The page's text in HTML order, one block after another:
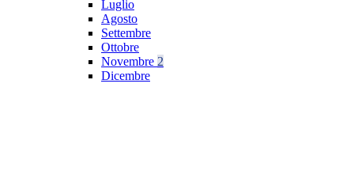
Luglio
Agosto
Settembre
Ottobre
Novembre 2
Dicembre